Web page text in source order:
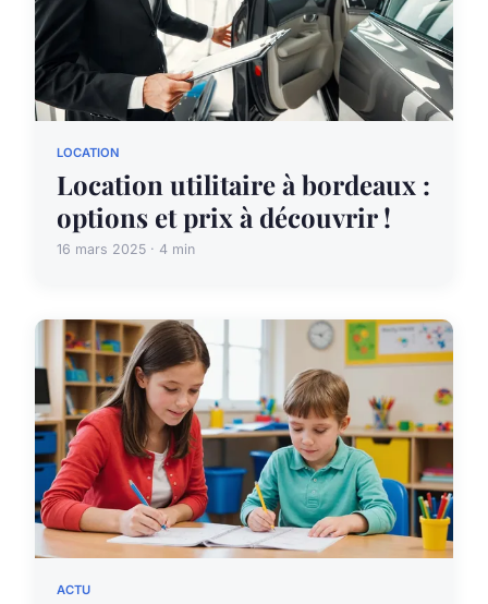
LOCATION
Location utilitaire à bordeaux :
options et prix à découvrir !
16 mars 2025 · 4 min
ACTU